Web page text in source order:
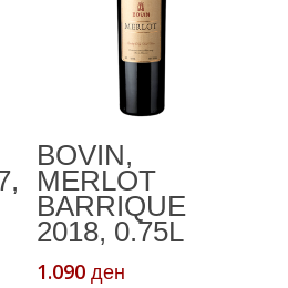
Кошничка
BOVIN,
MERLOT
BARRIQUE
2018, 0.75L
1.090ден